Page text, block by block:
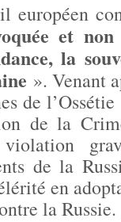
européen
et
la
». Venant
de
de la
violation
de la
en
la Russie.